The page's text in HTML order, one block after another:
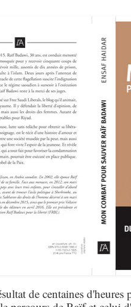
de centaines d'heures